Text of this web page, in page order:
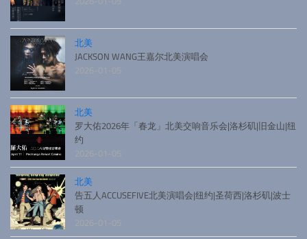
北美
JACKSON WANG王嘉尔北美演唱会
2026-01-05
北美
罗大佑2026年「春龙」北美交响音乐会|洛杉矶|旧金山|纽
约
2026-01-05
北美
告五人ACCUSEFIVE北美演唱会|纽约|圣荷西|洛杉矶|波士
顿
2026-01-05